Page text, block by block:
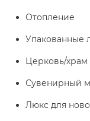
Отопление
Упакованные
Церковь/храм
Сувенирный
Люкс для